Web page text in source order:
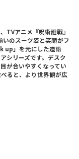
TVアニメ『呪術廻戦』
のスーツ姿と笑顔がフ
up」を元にした造語
シリーズです。デスク
が合いやすくなってい
ると、より世界観が広